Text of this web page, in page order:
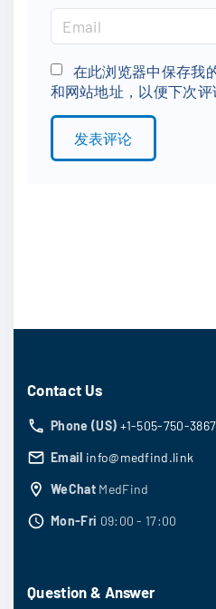
e
*
m
a
i
l
在此浏览器中保存我
和网站地址，以便下次评
Contact Us
Phone (US) +1-505-750-3867
Email info@medfind.link
WeChat MedFind
Mon-Fri 09:00 - 17:00
Question & Answer